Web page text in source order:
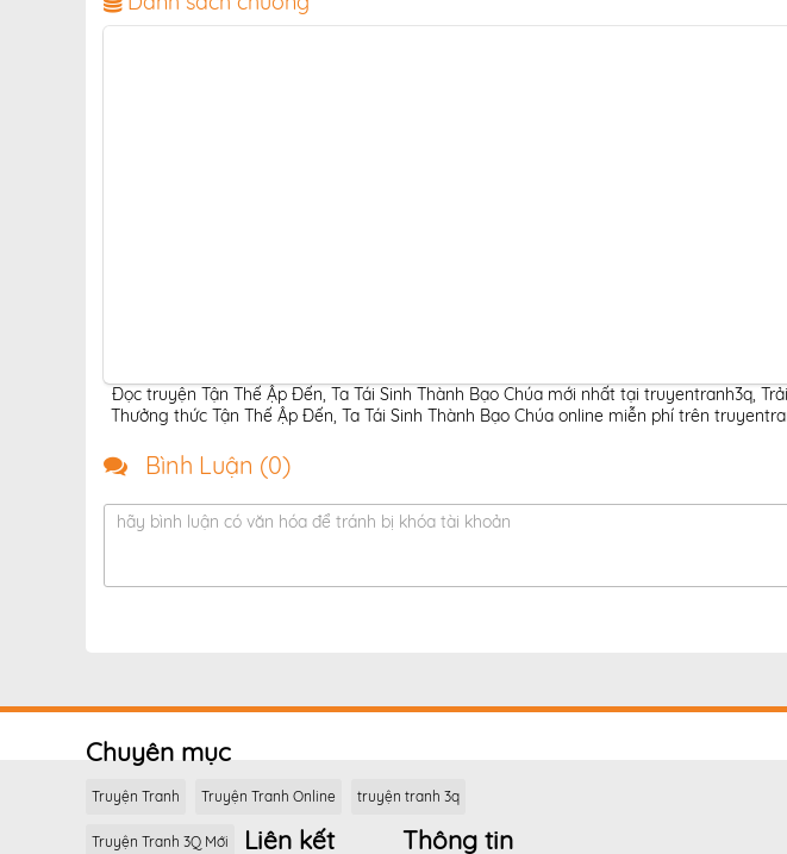
Đọc truyện Tận Thế Ập Đến, Ta Tái Sinh Thành Bạo Chúa mới nhất tại truyentranh3q,
Thưởng thức Tận Thế Ập Đến, Ta Tái Sinh Thành Bạo Chúa online miễn phí trên
Bình Luận (0)
hãy bình luận có văn hóa để tránh bị khóa tài khoản
Chuyên mục
Truyện Tranh Truyện Tranh Online truyện tranh 3q
Truyện Tranh 3Q Mới Liên kết Thông tin